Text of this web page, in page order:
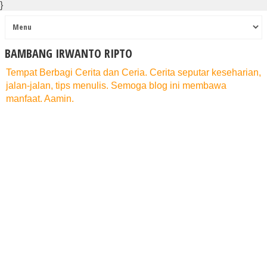
}
BAMBANG IRWANTO RIPTO
Tempat Berbagi Cerita dan Ceria. Cerita seputar keseharian,
jalan-jalan, tips menulis. Semoga blog ini membawa
manfaat. Aamin.